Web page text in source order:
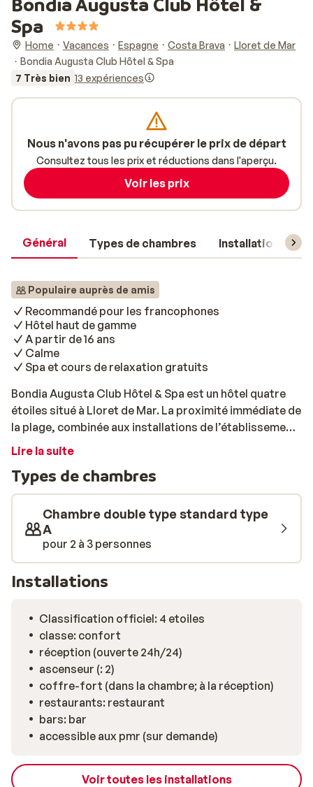
Spa
Home Vacances Espagne Costa Brava
Lloret de Mar
Bondia Augusta Club Hôtel & Spa
7 Très bien 13 expériences
Général Types de chambres Installations
Populaire auprès de amis
Recommandé pour les francophones
Hôtel haut de gamme
A partir de 16 ans
Calme
Spa et cours de relaxation gratuits
Bondia Augusta Club Hôtel & Spa est un hôtel quatre
étoiles situé à Lloret de Mar. La proximité immédiate de
la plage, combinée aux installations de l’établissement,
garantit un séjour des plus agréables. Vous pouvez
profiter d’une baignade dans la piscine intérieure
chauffée. Les amateurs de sport disposent d’une salle
de fitness et peuvent participer aux cours de yoga. Le
personnel chaleureux prépare avec soin de délicieux
plats. Ici, le slow food et le slow travel sont au cœur de
la philosophie: rien ne presse, afin que les hôtes
savourent pleinement leur séjour et les mets proposés.
séjour placé sous le signe du luxe.
Lire la suite
Types de chambres
Chambre double type standard type
A
pour 2 à 3 personnes
Installations
Classification officiel: 4 etoiles
classe: confort
réception (ouverte 24h/24)
ascenseur (: 2)
coffre-fort (dans la chambre; à la réception)
restaurants: restaurant
bars: bar
accessible aux pmr (sur demande)
Voir toutes les installations
Nous n'avons pas pu récupérer le prix de départ
Consultez tous les prix et réductions dans l'aperçu.
Voir les prix